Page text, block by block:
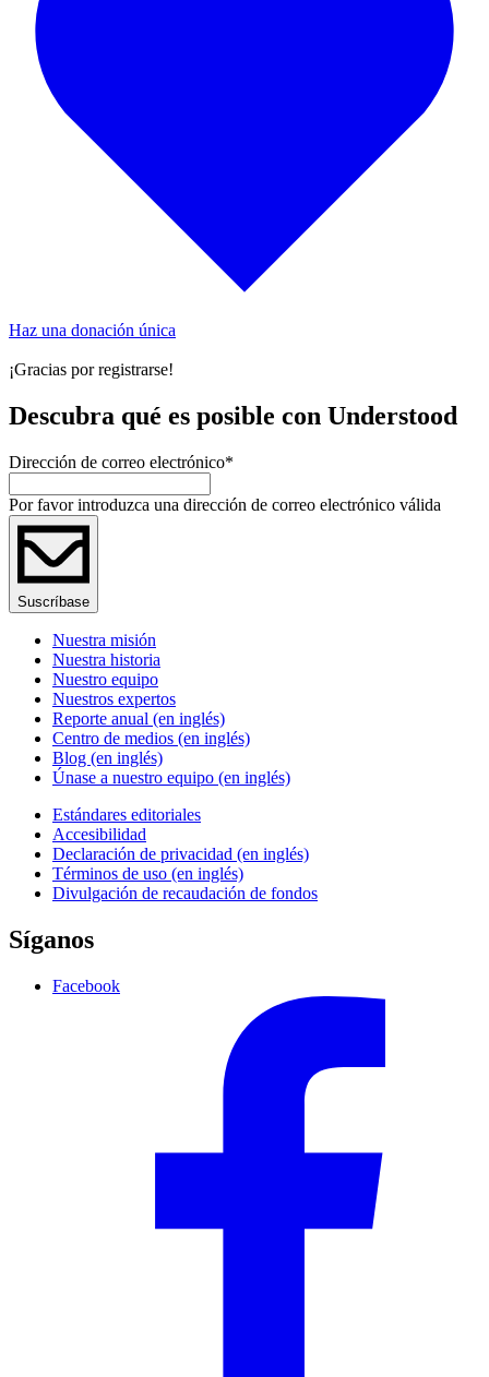
Haz una donación única
¡Gracias por registrarse!
Descubra qué es posible con Understood
Dirección de correo electrónico*
Por favor introduzca una dirección de correo electrónico válida
Suscríbase
Nuestra misión
Nuestra historia
Nuestro equipo
Nuestros expertos
Reporte anual (en inglés)
Centro de medios (en inglés)
Blog (en inglés)
Únase a nuestro equipo (en inglés)
Estándares editoriales
Accesibilidad
Declaración de privacidad (en inglés)
Términos de uso (en inglés)
Divulgación de recaudación de fondos
Síganos
Facebook